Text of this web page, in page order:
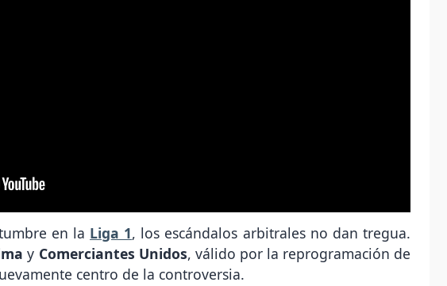
en la Liga 1, los escándalos arbitrales no dan tregua.
y Comerciantes Unidos, válido por la reprogramación de
centro de la controversia.